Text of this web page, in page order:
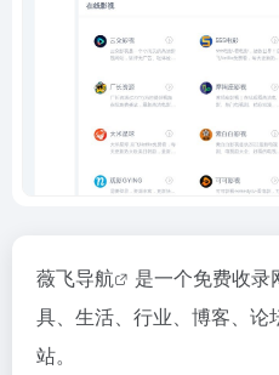
薇飞导航 是一个免费收录
具、生活、行业、博客、论
站。